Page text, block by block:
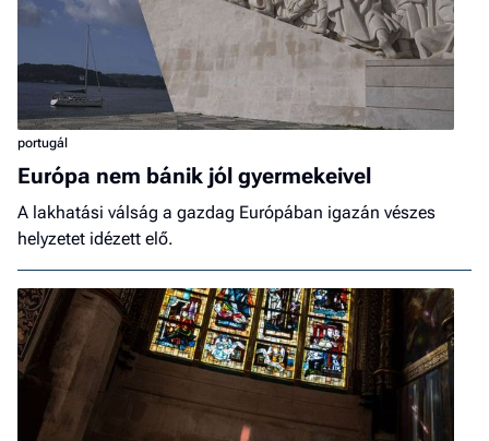
portugál
Európa nem bánik jól gyermekeivel
A lakhatási válság a gazdag Európában igazán vészes
helyzetet idézett elő.